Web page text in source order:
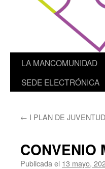
LA MANCOMUNIDAD
SEDE ELECTRÓNICA
← I PLAN DE
CONVENIO
Publicada el 13 mayo,